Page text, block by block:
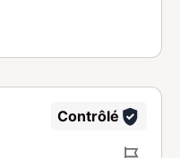
Contrôlé